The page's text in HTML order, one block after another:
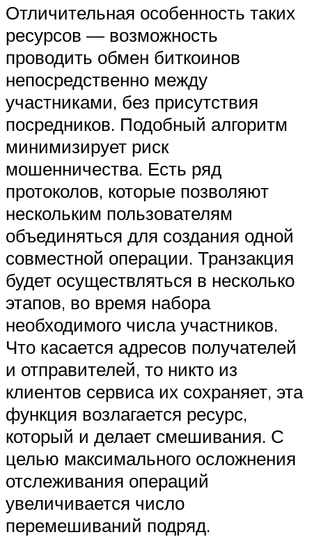
Отличительная особенность таких
ресурсов — возможность
проводить обмен биткоинов
непосредственно между
участниками, без присутствия
посредников. Подобный алгоритм
минимизирует риск
мошенничества. Есть ряд
протоколов, которые позволяют
нескольким пользователям
объединяться для создания одной
совместной операции. Транзакция
будет осуществляться в несколько
этапов, во время набора
необходимого числа участников.
Что касается адресов получателей
и отправителей, то никто из
клиентов сервиса их сохраняет, эта
функция возлагается ресурс,
который и делает смешивания. С
целью максимального осложнения
отслеживания операций
увеличивается число
перемешиваний подряд.